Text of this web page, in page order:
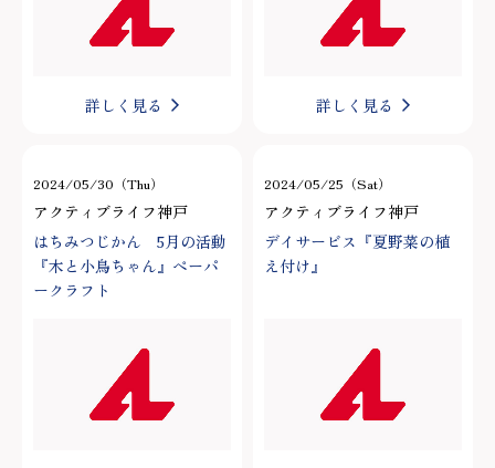
詳しく見る 詳しく見る
2024/05/30（Thu）
アクティブライフ神戸
はちみつじかん 5月の活動
『木と小鳥ちゃん』ペーパ
ークラフト
2024/05/25（Sat）
アクティブライフ神戸
デイサービス『夏野菜の植
え付け』